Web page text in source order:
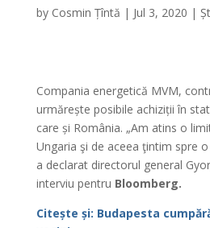
by Cosmin Țîntă | Jul 3, 2020 |
Compania energetică MVM,
urmărește posibile achiziții în
care și România. „Am atins o
Ungaria şi de aceea ţintim spre
a declarat directorul general
interviu pentru Bloomberg.
Citește și: Budapesta